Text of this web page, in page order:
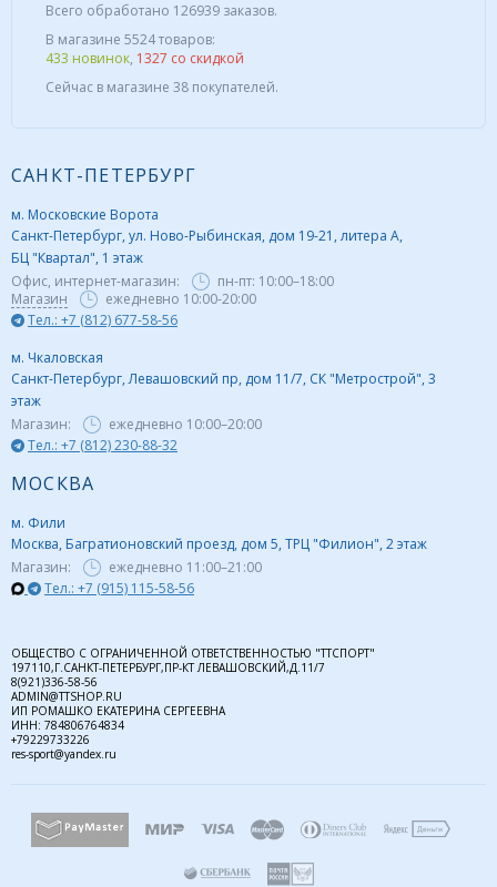
Всего обработано 126939 заказов.
В магазине 5524 товаров:
433 новинок, 1327 со скидкой
Сейчас в магазине 38 покупателей.
САНКТ-ПЕТЕРБУРГ
м. Московские Ворота
Санкт-Петербург, ул. Ново-Рыбинская, дом 19-21, литера А,
БЦ "Квартал", 1 этаж
Офис, интернет-магазин:
пн-пт: 10:00–18:00
Магазин
ежедневно 10:00-20:00
Тел.: +7 (812) 677-58-56
м. Чкаловская
Санкт-Петербург, Левашовский пр, дом 11/7, СК "Метрострой", 3
этаж
Магазин:
ежедневно 10:00–20:00
Тел.: +7 (812) 230-88-32
МОСКВА
м. Фили
Москва, Багратионовский проезд, дом 5, ТРЦ "Филион", 2 этаж
Магазин:
ежедневно 11:00–21:00
Тел.: +7 (915) 115-58-56
ОБЩЕСТВО С ОГРАНИЧЕННОЙ ОТВЕТСТВЕННОСТЬЮ "ТТСПОРТ"
197110,Г.САНКТ-ПЕТЕРБУРГ,ПР-КТ ЛЕВАШОВСКИЙ,Д.11/7
8(921)336-58-56
ADMIN@TTSHOP.RU
ИП РОМАШКО ЕКАТЕРИНА СЕРГЕЕВНА
ИНН: 784806764834
+79229733226
res-sport@yandex.ru